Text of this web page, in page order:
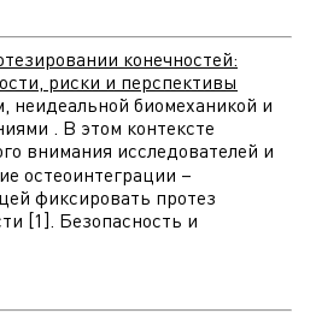
конечностей:
риски и перспективы
неидеальной биомеханикой и
. В этом контексте
внимания исследователей и
остеоинтеграции –
фиксировать протез
[1]. Безопасность и